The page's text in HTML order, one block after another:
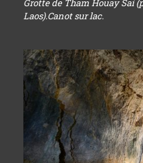
Grotte de Tham Houay Sai
Laos).Canot sur lac.